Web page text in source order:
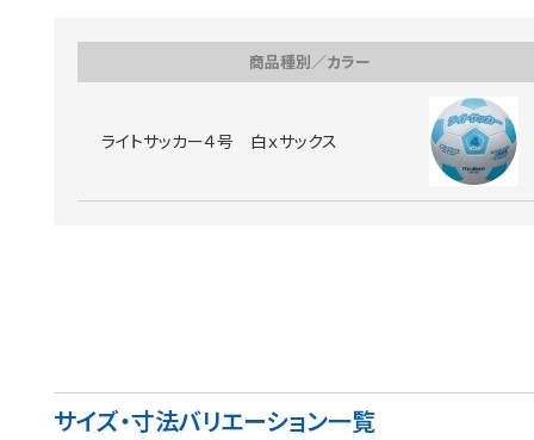
商品種別／カラー
ライトサッカー４号 白ｘサックス
サイズ・寸法バリエーション一覧